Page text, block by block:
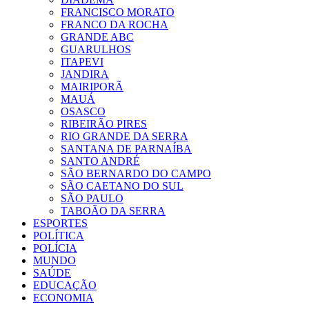
FRANCISCO MORATO
FRANCO DA ROCHA
GRANDE ABC
GUARULHOS
ITAPEVI
JANDIRA
MAIRIPORÃ
MAUÁ
OSASCO
RIBEIRÃO PIRES
RIO GRANDE DA SERRA
SANTANA DE PARNAÍBA
SANTO ANDRÉ
SÃO BERNARDO DO CAMPO
SÃO CAETANO DO SUL
SÃO PAULO
TABOÃO DA SERRA
ESPORTES
POLÍTICA
POLÍCIA
MUNDO
SAÚDE
EDUCAÇÃO
ECONOMIA